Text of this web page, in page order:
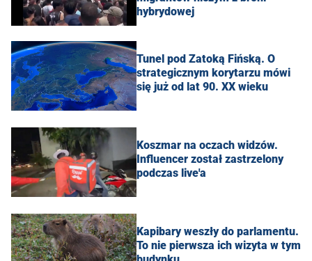
hybrydowej
Tunel pod Zatoką Fińską. O
strategicznym korytarzu mówi
się już od lat 90. XX wieku
Koszmar na oczach widzów.
Influencer został zastrzelony
podczas live'a
Kapibary weszły do parlamentu.
To nie pierwsza ich wizyta w tym